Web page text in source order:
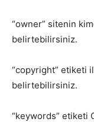
“owner” sitenin
belirtebilirsiniz.
“copyright” etiketi
belirtebilirsiniz.
“keywords” etiketi